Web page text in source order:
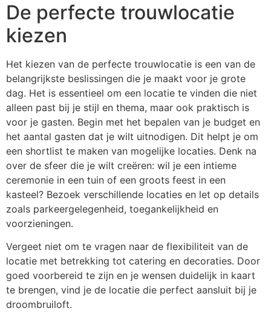
De perfecte trouwlocatie
kiezen
Het kiezen van de perfecte trouwlocatie is een van de
belangrijkste beslissingen die je maakt voor je grote
dag. Het is essentieel om een locatie te vinden die niet
alleen past bij je stijl en thema, maar ook praktisch is
voor je gasten. Begin met het bepalen van je budget en
het aantal gasten dat je wilt uitnodigen. Dit helpt je om
een shortlist te maken van mogelijke locaties. Denk na
over de sfeer die je wilt creëren: wil je een intieme
ceremonie in een tuin of een groots feest in een
kasteel? Bezoek verschillende locaties en let op details
zoals parkeergelegenheid, toegankelijkheid en
voorzieningen.
Vergeet niet om te vragen naar de flexibiliteit van de
locatie met betrekking tot catering en decoraties. Door
goed voorbereid te zijn en je wensen duidelijk in kaart
te brengen, vind je de locatie die perfect aansluit bij je
droombruiloft.